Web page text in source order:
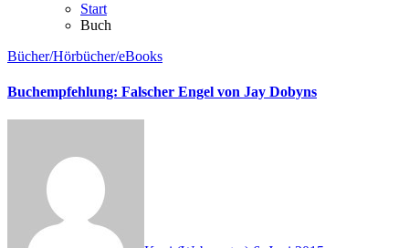
Start
Buch
Bücher/Hörbücher/eBooks
Buchempfehlung: Falscher Engel von Jay Dobyns